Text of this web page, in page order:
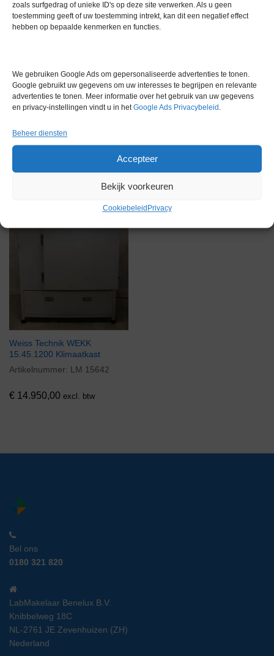
zoals surfgedrag of unieke ID's op deze site verwerken. Als u geen
toestemming geeft of uw toestemming intrekt, kan dit een negatief effect
hebben op bepaalde kenmerken en functies.
We gebruiken Google Ads om gepersonaliseerde advertenties te tonen.
Google gebruikt uw gegevens om uw interesses te begrijpen en relevante
advertenties te tonen. Meer informatie over het gebruik van uw gegevens
en privacy-instellingen vindt u in hetGoogle Ads Privacybeleid .
Beheer diensten
Accepteer
Bekijk voorkeuren
Cookiebeleid Privacy
Merk Overige merken
Gerelateerde producten
Voorraad
Weiss Technik WEKK
15.45.1200 Klimaatkast
Artikelnummer: LM 15642
€ 14.950,00 excl. btw
Bel ons
0180 321 820
LabMakelaar Benelux B.V.
Knibbelweg 18C
NL-2761 JE Zevenhuizen (ZH)
Nederland